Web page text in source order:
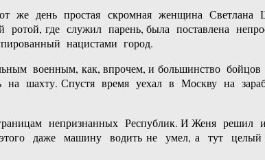
день простая скромная женщина Светлана
где служил парень, была поставлена
нацистами город.
военным, как, впрочем, и большинство
шахту. Спустя время уехал в Москву на
непризнанных Республик. И Женя решил
даже машину водить не умел, а тут целый